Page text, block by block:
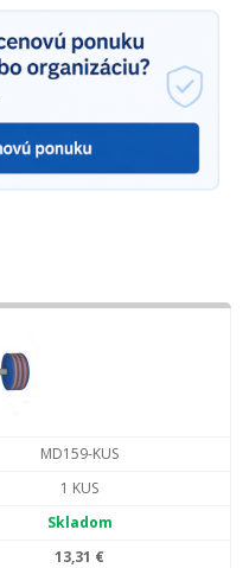
MD159-KUS
1 KUS
Skladom
13,31 €